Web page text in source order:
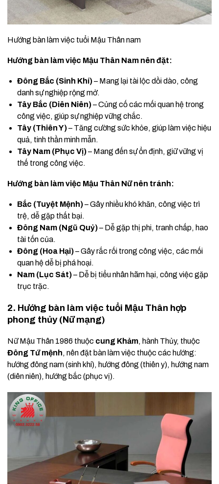
Hướng bàn làm việc tuổi Mậu Thân nam
Hướng bàn làm việc Mậu Thân Nam nên đặt:
Đông Bắc (Sinh Khí)– Mang lại tài lộc dồi dào, công
danh sự nghiệp rộng mở.
Tây Bắc (Diên Niên)– Củng cố các mối quan hệ trong
công việc, giúp sự nghiệp vững chắc.
Tây (Thiên Y)– Tăng cường sức khỏe, giúp làm việc hiệu
quả, tinh thần minh mẫn.
Tây Nam (Phục Vị)– Mang đến sự ổn định, giữ vững vị
thế trong công việc.
Hướng bàn làm việc Mậu Thân Nữ nên tránh:
Bắc (Tuyệt Mệnh)– Gây nhiều khó khăn, công việc trì
trệ, dễ gặp thất bại.
Đông Nam (Ngũ Quỷ)– Dễ gặp thị phi, tranh chấp, hao
tài tốn của.
Đông (Hoa Hại)– Gây rắc rối trong công việc, các mối
quan hệ dễ bị phá hoại.
Nam (Lục Sát)– Dễ bị tiểu nhân hãm hại, công việc gặp
trục trặc.
2. Hướng bàn làm việc tuổi Mậu Thân hợp
phong thủy (Nữ mạng)
Nữ Mậu Thân 1986 thuộc cung Khảm, hành Thủy, thuộc
Đông Tứ mệnh, nên đặt bàn làm việc thuộc các hướng:
hướng đông nam (sinh khí), hướng đông (thiên y), hướng nam
(diên niên), hướng bắc (phục vị).